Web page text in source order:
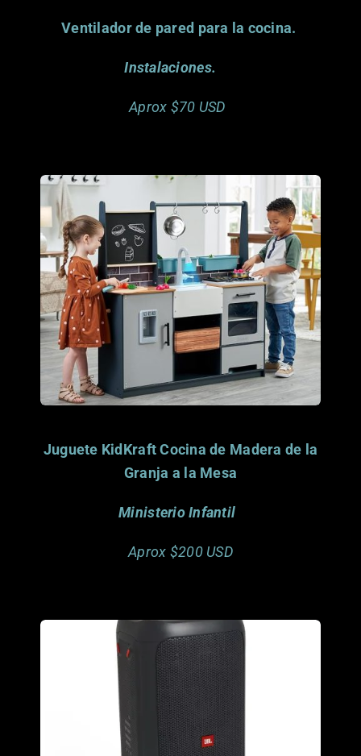
Ventilador de pared para la cocina.
Instalaciones.
Aprox $70 USD
Este artículo ya fue
donado por
Interworld Freight. Miami, FL
Juguete KidKraft Cocina de Madera de la
Granja a la Mesa
Ministerio Infantil
Aprox $200 USD
Porfavor considera
donar este articulo.
Gracias.